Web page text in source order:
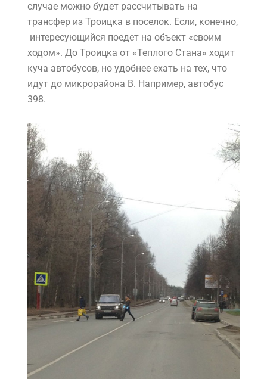
случае можно будет рассчитывать на
трансфер из Троицка в поселок. Если, конечно,
интересующийся поедет на объект «своим
ходом». До Троицка от «Теплого Стана» ходит
куча автобусов, но удобнее ехать на тех, что
идут до микрорайона В. Например, автобус
398.